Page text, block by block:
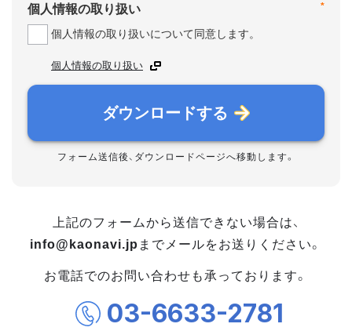
*
個人情報の取り扱い
個人情報の取り扱いについて同意します。
個人情報の取り扱い
ダウンロードする
フォーム送信後、ダウンロードページへ移動します。
上記のフォームから送信できない場合は、
info@kaonavi.jp までメールをお送りください。
お電話でのお問い合わせも承っております。
03-6633-2781